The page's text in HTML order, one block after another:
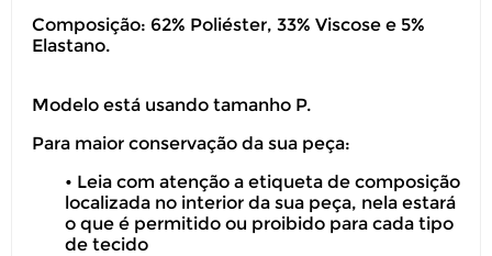
Você pode devolver este
produto gratuitamente.
Você possui até 07 dias corridos, após o
Composição: 62% Poliéster, 33% Viscose e 5%
Elastano.
Modelo está usando tamanho P.
Para maior conservação da sua peça:
• Leia com atenção a etiqueta de composição
localizada no interior da sua peça, nela estar
o que é permitido ou proibido para cada tipo
de tecido